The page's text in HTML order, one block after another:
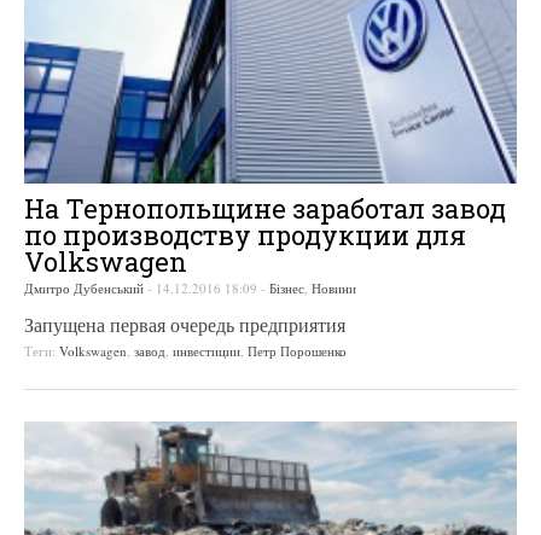
На Тернопольщине заработал завод
по производству продукции для
Volkswagen
Дмитро Дубенський - 14.12.2016 18:09 - Бізнес, Новини
Запущена первая очередь предприятия
Теги: Volkswagen, завод, инвестиции, Петр Порошенко